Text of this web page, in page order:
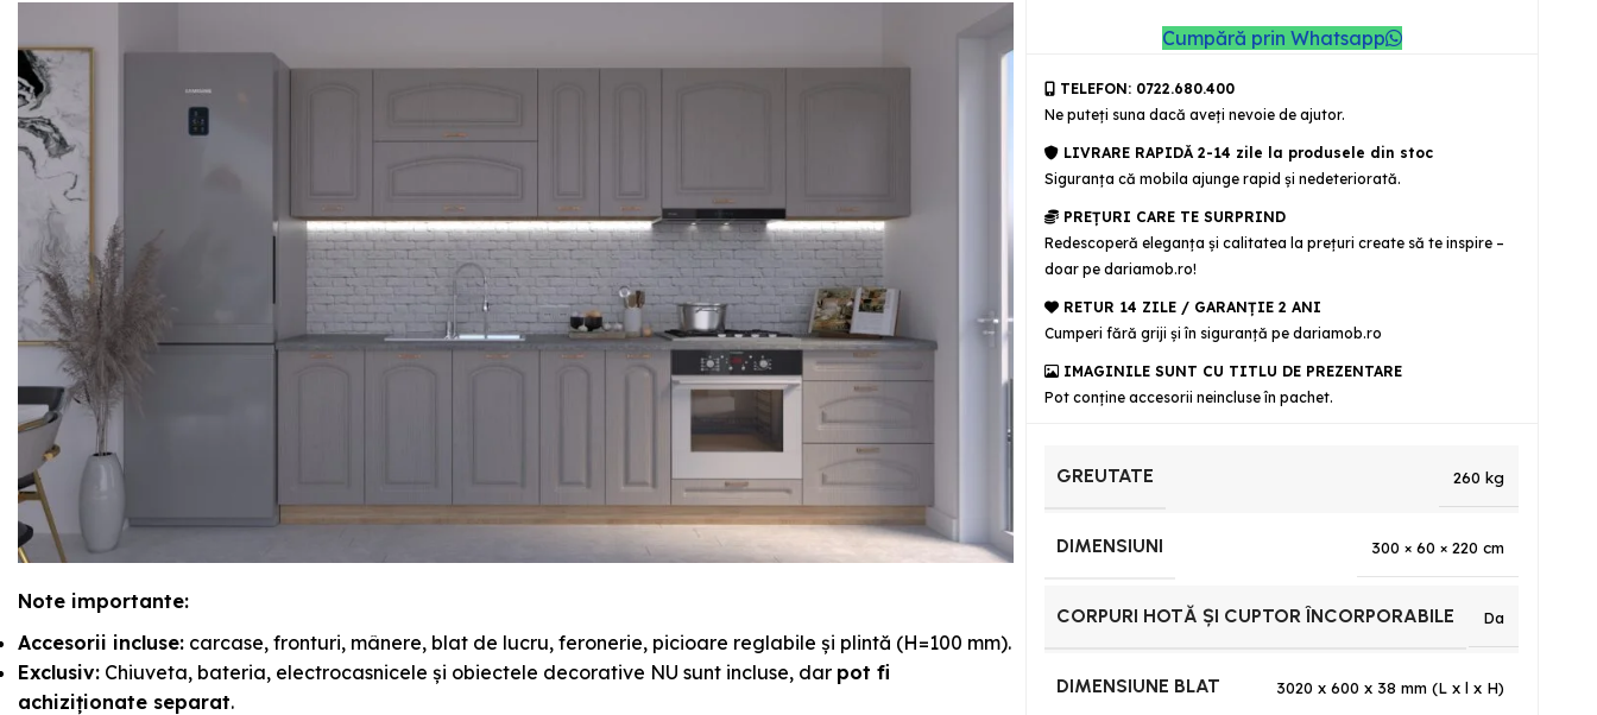
Note importante:
Accesorii incluse: carcase, fronturi, mânere, blat de lucru, feronerie, picioare reglabile și plintă (H=100 mm).
Exclusiv: Chiuveta, bateria, electrocasnicele și obiectele decorative NU sunt incluse, dar pot fi
achiziționate separat.
Cumpără prin Whatsapp
TELEFON: 0722.680.400
Ne puteţi suna dacă aveţi nevoie de ajutor.
LIVRARE RAPIDĂ 2-14 zile la produsele din stoc
Siguranţa că mobila ajunge rapid şi nedeteriorată.
PREȚURI CARE TE SURPRIND
Redescoperă eleganța și calitatea la prețuri create să te inspire –
doar pe dariamob.ro!
RETUR 14 ZILE / GARANŢIE 2 ANI
Cumperi fără griji şi în siguranţă pe dariamob.ro
IMAGINILE SUNT CU TITLU DE PREZENTARE
Pot conține accesorii neincluse în pachet.
GREUTATE 260 kg
DIMENSIUNI 300 × 60 × 220 cm
CORPURI HOTĂ ȘI CUPTOR ÎNCORPORABILE Da
DIMENSIUNE BLAT 3020 x 600 x 38 mm (L x l x H)